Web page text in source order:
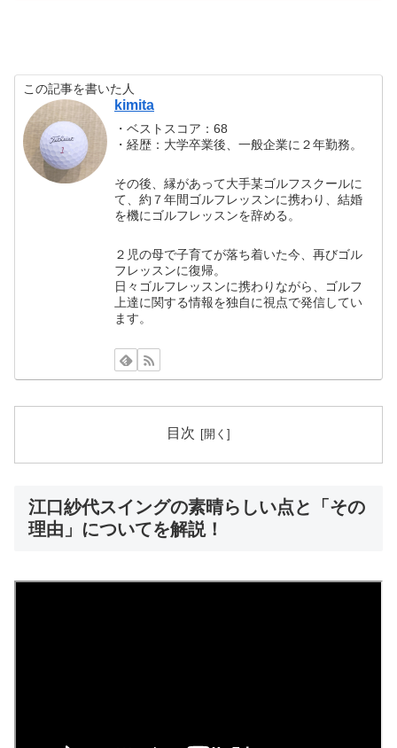
この記事を書いた人
kimita
・ベストスコア：68
・経歴：大学卒業後、一般企業に２年勤務。
その後、縁があって大手某ゴルフスクールに
て、約７年間ゴルフレッスンに携わり、結婚
を機にゴルフレッスンを辞める。
２児の母で子育てが落ち着いた今、再びゴル
フレッスンに復帰。
日々ゴルフレッスンに携わりながら、ゴルフ
上達に関する情報を独自に視点で発信してい
ます。
目次
江口紗代スイングの素晴らしい点と「その
理由」についてを解説！